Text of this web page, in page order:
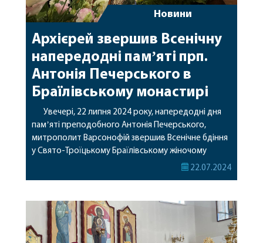
Новини
Архієрей звершив Всенічну
напередодні памʼяті прп.
Антонія Печерського в
Браїлівському монастирі
Увечері, 22 липня 2024 року, напередодні дня
памʼяті преподобного Антонія Печерського,
митрополит Варсонофій звершив Всенічне бдіння
у Свято-Троїцькому Браїлівському жіночому
монастирі. Його Високопреосвященству
(Стеценко), настоятелька Барського жіночого
монастиря ігуменя Димитрія (Філікова), сестри та
парафіяни монастиря. Нагадуємо, завтра
22.07.2024